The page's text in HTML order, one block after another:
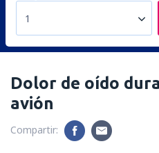
1
Dolor de oído
avión
Compartir: